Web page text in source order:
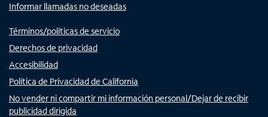
Informar llamadas no deseadas
Términos/políticas de servicio
Derechos de privacidad
Accesibilidad
Política de Privacidad de California
No vender ni compartir mi información personal/Dejar de recibir
publicidad dirigida